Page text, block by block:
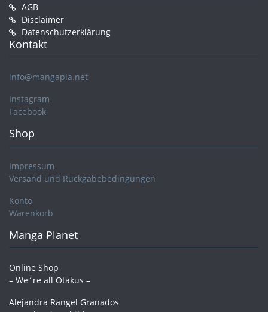
AGB
Disclaimer
Datenschutzerklärung
Kontakt
info@mangapla.net
Instagram
Facebook
Shop
Impressum
Versand und Rückgabebedingungen
Konto
Warenkorb
Manga Planet
Online Shop
– We´re all Otakus –
Alejandra Rangel Granados